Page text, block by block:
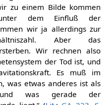
zu einem Bilde kommen
unter dem Einfluß der
wir ja allerdings zur
Aber das
Wir rechnen also
der Tod ist, und
Es muß im
was etwas anderes ist als
und was gerade der